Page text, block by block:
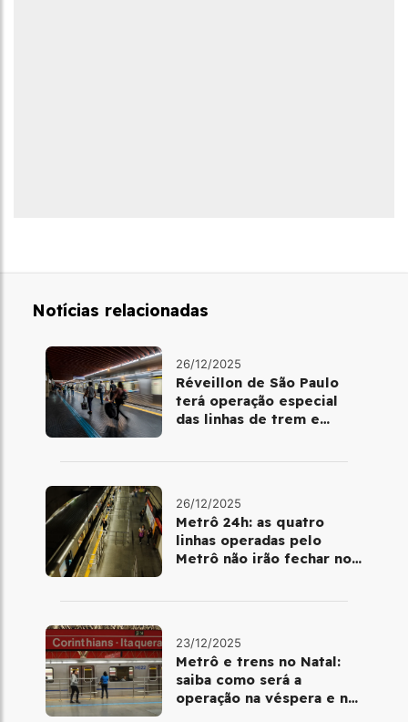
Notícias relacionadas
26/12/2025
Réveillon de São Paulo
terá operação especial
das linhas de trem e
26/12/2025
Metrô 24h: as quatro
linhas operadas pelo
Metrô não irão fechar no
23/12/2025
Metrô e trens no Natal:
saiba como será a
operação na véspera e no